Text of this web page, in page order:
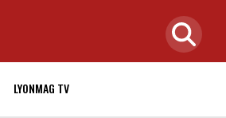
LYONMAG TV